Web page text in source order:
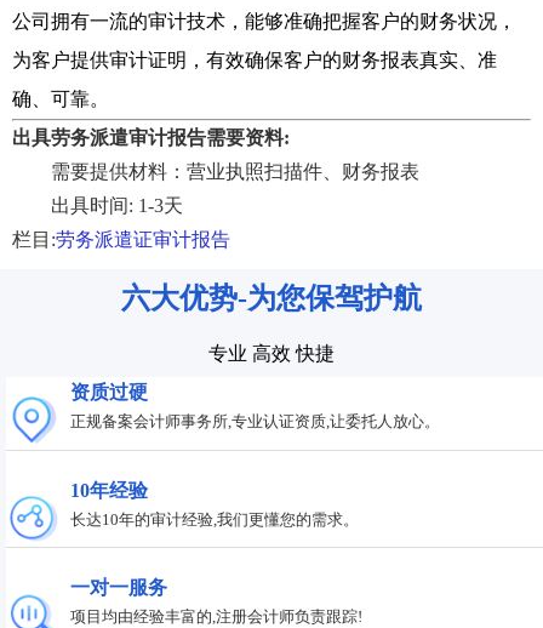
公司拥有一流的审计技术，能够准确把握客户的财务状况，
为客户提供审计证明，有效确保客户的财务报表真实、准
确、可靠。
出具劳务派遣审计报告需要资料:
需要提供材料：营业执照扫描件、财务报表
出具时间: 1-3天
栏目:劳务派遣证审计报告
六大优势-为您保驾护航
专业 高效 快捷
资质过硬
正规备案会计师事务所,专业认证资质,让委托人放心。
10年经验
长达10年的审计经验,我们更懂您的需求。
一对一服务
项目均由经验丰富的,注册会计师负责跟踪!